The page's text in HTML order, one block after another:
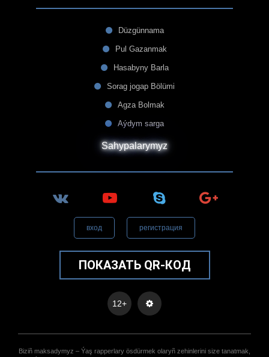
Düzgünnama
Pul Gazanmak
Hasabyny Barla
Sorag jogap Bölümi
Agza Bolmak
Aýdym sarga
Sahypalarymyz
вход регистрация
ПОКАЗАТЬ QR-КОД
12+
Biziñ maksadymyz – Ýaş rapperlary ösdürmek olaryñ zehinlerini size tanatmak,